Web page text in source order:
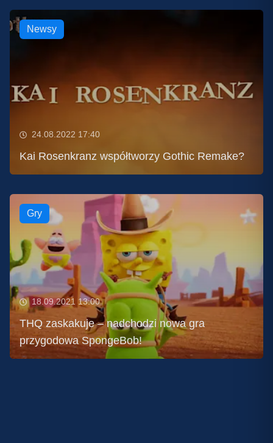
Newsy
24.08.2022 17:40
Kai Rosenkranz współtworzy Gothic Remake?
Gry
18.09.2021 13:00
THQ zaskakuje – nadchodzi nowa gra
przygodowa SpongeBob!